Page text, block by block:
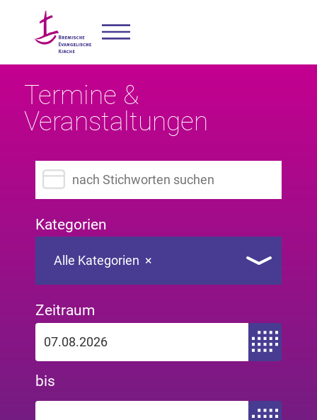
Termine &
Veranstaltungen
Suchbegriff eingeben
Kategorien
×
Alle Kategorien
Zeitraum
Zeitraum von
bis